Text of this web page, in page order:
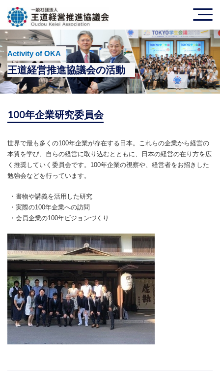
Activity of OKA
王道経営推進協議会の活動
100年企業研究委員会
世界で最も多くの100年企業が存在する日本。これらの企業から経営の
本質を学び、自らの経営に取り込むとともに、日本の経営の在り方を広
く推奨していく委員会です。100年企業の視察や、経営者をお招きした
勉強会などを行っています。
・書物や講義を活用した研究
・実際の100年企業への訪問
・会員企業の100年ビジョンづくり